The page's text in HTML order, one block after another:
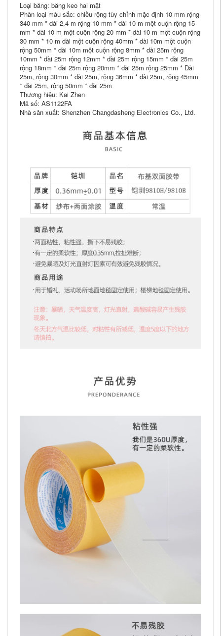
Loại băng: băng keo hai mặt
Phân loại màu sắc: chiều rộng tùy chỉnh mặc định 10 mm rộng
340 mm * dài 2,4 m rộng 10 mm * dài 10 m một cuộn rộng 15
mm * dài 10 m một cuộn rộng 20 mm * dài 10 m một cuộn rộng
30 mm * 10 m dài một cuộn rộng 40mm * dài 10m một cuộn
rộng 50mm * dài 10m một cuộn rộng 8mm * dài 25m rộng
10mm * dài 25m rộng 12mm * dài 25m rộng 15mm * dài 25m
rộng 18mm * dài 25m rộng 20mm * dài 25m rộng 25mm * Dài
25m, rộng 30mm * dài 25m, rộng 36mm * dài 25m, rộng 45mm
* dài 25m, rộng 50mm * dài 25m
Thương hiệu: Kai Zhen
Mã số: AS1122FA
Nhà sản xuất: Shenzhen Changdasheng Electronics Co., Ltd.